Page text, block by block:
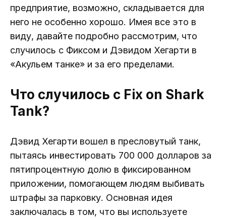
предприятие, возможно, складывается для
него не особенно хорошо. Имея все это в
виду, давайте подробно рассмотрим, что
случилось с Фиксом и Дэвидом Хегарти в
«Акульем танке» и за его пределами.
Что случилось с Fix on Shark
Tank?
Дэвид Хегарти вошел в пресловутый танк,
пытаясь инвестировать 700 000 долларов за
пятипроцентную долю в фиксированном
приложении, помогающем людям выбивать
штрафы за парковку. Основная идея
заключалась в том, что вы используете